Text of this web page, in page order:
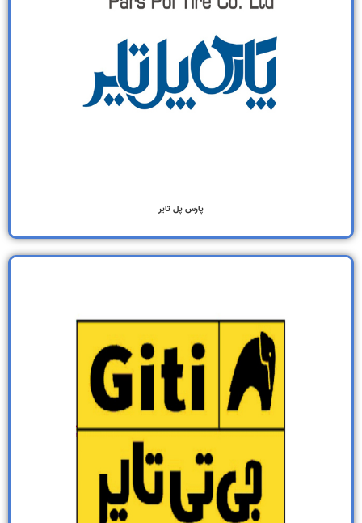
پارس پل تایر